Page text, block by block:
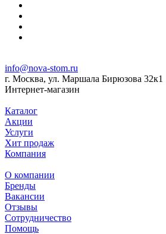
info@nova-stom.ru
г. Москва, ул. Маршала Бирюзова 32к1
Интернет-магазин
Каталог
Акции
Услуги
Хит продаж
Компания
О компании
Бренды
Вакансии
Отзывы
Сотрудничество
Помощь